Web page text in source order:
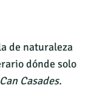
de naturaleza
dónde solo
Can Casades.